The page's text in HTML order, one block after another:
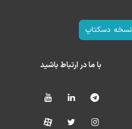
نسخه دسکتاپ
با ما در ارتباط باشید